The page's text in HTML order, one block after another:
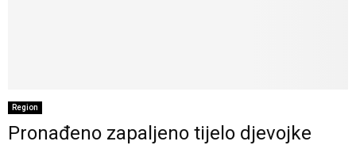
Region
Pronađeno zapaljeno tijelo djevojke